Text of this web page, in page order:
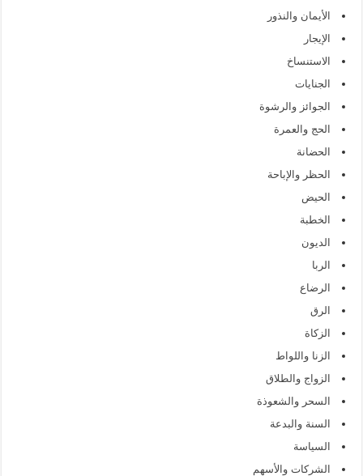
الأيمان والنذور
الإيجار
الاستنساخ
الجنايات
الجوائز والرشوة
الحج والعمرة
الحضانة
الحظر والإباحة
الحيض
الخطبة
الديون
الربا
الرضاع
الرق
الزكاة
الزنا واللواط
الزواج والطلاق
السحر والشعوذة
السنة والبدعة
السياسة
الشركات والأسهم